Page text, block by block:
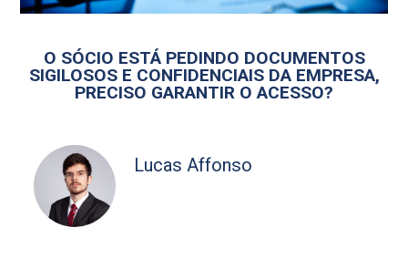
O SÓCIO ESTÁ PEDINDO DOCUMENTOS
SIGILOSOS E CONFIDENCIAIS DA EMPRESA,
PRECISO GARANTIR O ACESSO?
Lucas Affonso